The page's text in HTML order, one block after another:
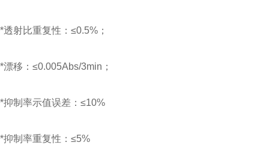
*透射比重复性：≤0.5%；
*漂移：≤0.005Abs/3min；
*抑制率示值误差：≤10%
*抑制率重复性：≤5%